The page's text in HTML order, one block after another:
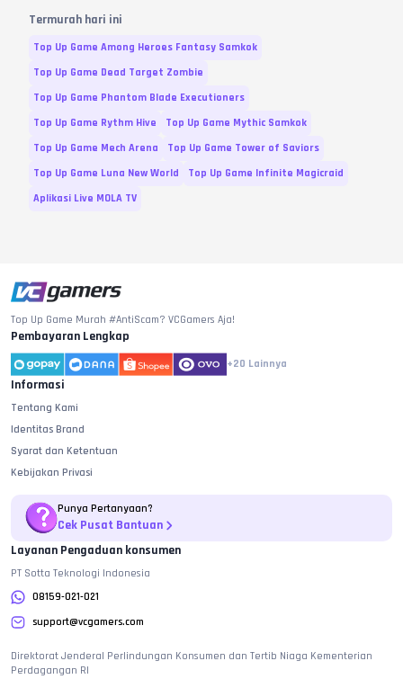
Termurah hari ini
Top Up Game Among Heroes Fantasy Samkok
Top Up Game Dead Target Zombie
Top Up Game Phantom Blade Executioners
Top Up Game Rythm Hive
Top Up Game Mythic Samkok
Top Up Game Mech Arena
Top Up Game Tower of Saviors
Top Up Game Luna New World
Top Up Game Infinite Magicraid
Aplikasi Live MOLA TV
Top Up Game Murah #AntiScam? VCGamers Aja!
Pembayaran Lengkap
+20 Lainnya
Informasi
Tentang Kami
Identitas Brand
Syarat dan Ketentuan
Kebijakan Privasi
Punya Pertanyaan?
Cek Pusat Bantuan
Layanan Pengaduan konsumen
PT Sotta Teknologi Indonesia
08159-021-021
support@vcgamers.com
Direktorat Jenderal Perlindungan Konsumen dan Tertib Niaga Kementerian
Perdagangan RI